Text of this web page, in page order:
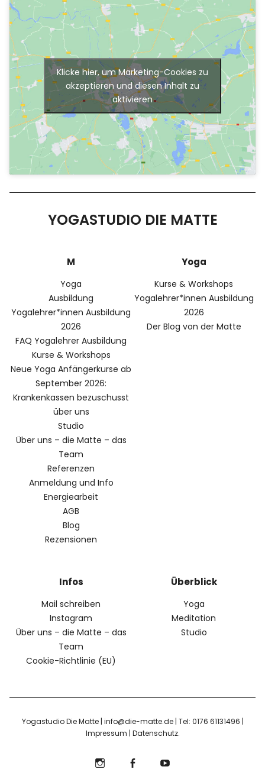
Klicke hier, um Marketing-Cookies zu
akzeptieren und diesen Inhalt zu
aktivieren
YOGASTUDIO DIE MATTE
M
Yoga
Ausbildung
Yogalehrer*innen Ausbildung
2026
FAQ Yogalehrer Ausbildung
Kurse & Workshops
Neue Yoga Anfängerkurse ab
September 2026:
Krankenkassen bezuschusst
über uns
Studio
Über uns – die Matte – das
Team
Referenzen
Anmeldung und Info
Energiearbeit
AGB
Blog
Rezensionen
Yoga
Kurse & Workshops
Yogalehrer*innen Ausbildung
2026
Der Blog von der Matte
Infos
Mail schreiben
Instagram
Über uns – die Matte – das
Team
Cookie-Richtlinie (EU)
Überblick
Yoga
Meditation
Studio
Yogastudio Die Matte | info@die-matte.de | Tel: 0176 61131496 |
Impressum | Datenschutz